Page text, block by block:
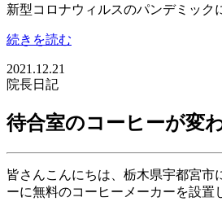
新型コロナウィルスのパンデミッ
続きを読む
2021.12.21
院長日記
待合室のコーヒーが変
皆さんこんにちは、栃木県宇都宮
ーに無料のコーヒーメーカーを設